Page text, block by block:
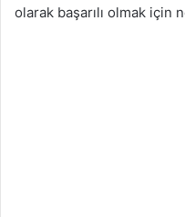
olarak başarılı olmak için